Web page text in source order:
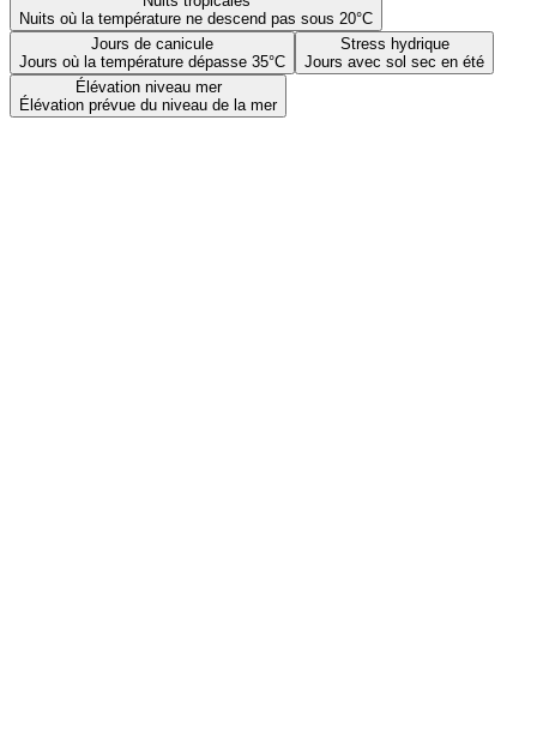
Nuits où la température ne descend pas sous 20°C
Jours de canicule
Jours où la température dépasse 35°C
Stress hydrique
Jours avec sol sec en été
Élévation niveau mer
Élévation prévue du niveau de la mer